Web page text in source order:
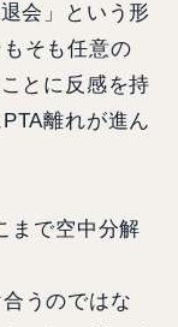
会」という形
そも任意の
とに反感を持
離れが進ん
まで空中分解
うのではな